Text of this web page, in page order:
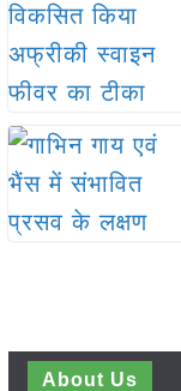
About Us